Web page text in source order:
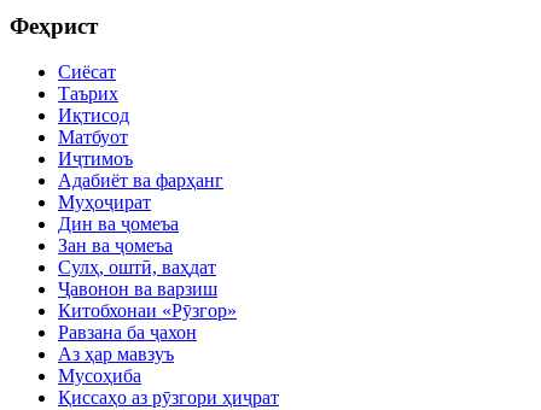
Феҳрист
Сиёсат
Таърих
Иқтисод
Матбуот
Иҷтимоъ
Адабиёт ва фарҳанг
Муҳоҷират
Дин ва ҷомеъа
Зан ва ҷомеъа
Сулҳ, оштӣ, ваҳдат
Ҷавонон ва варзиш
Китобхонаи «Рӯзгор»
Равзана ба ҷахон
Аз ҳар мавзуъ
Мусоҳиба
Қиссаҳо аз рӯзгори ҳиҷрат